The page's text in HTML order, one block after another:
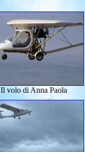
Il volo di Anna Paola